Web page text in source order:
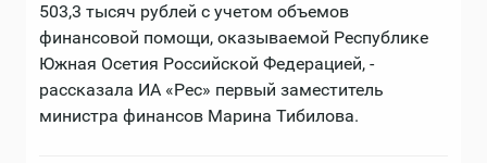
503,3 тысяч рублей с учетом объемов
финансовой помощи, оказываемой Республике
Южная Осетия Российской Федерацией, -
рассказала ИА «Рес» первый заместитель
министра финансов Марина Тибилова.